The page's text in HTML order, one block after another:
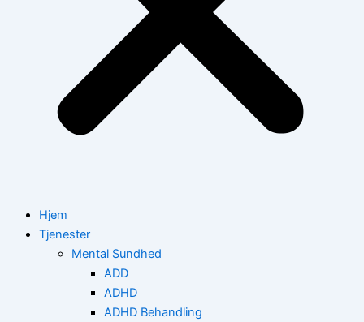
Hjem
Tjenester
Mental Sundhed
ADD
ADHD
ADHD Behandling